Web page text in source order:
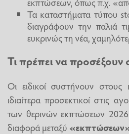
Τα καταστήματα τύπου
διαγράφουν την παλιά
ευκρινώς τη νέα,
Τι πρέπει να προσέξουν
Οι ειδικοί συστήνουν στους
ιδιαίτερα προσεκτικοί στις
των θερινών εκπτώσεων
διαφορά μεταξύ